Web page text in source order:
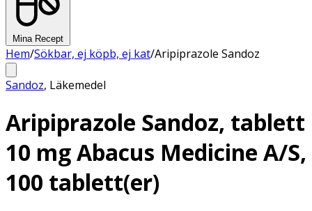
Mina Recept
Hem/Sökbar, ej köpb, ej kat/Aripiprazole Sandoz
Sandoz, Läkemedel
Aripiprazole Sandoz, tablett
10 mg Abacus Medicine A/S,
100 tablett(er)